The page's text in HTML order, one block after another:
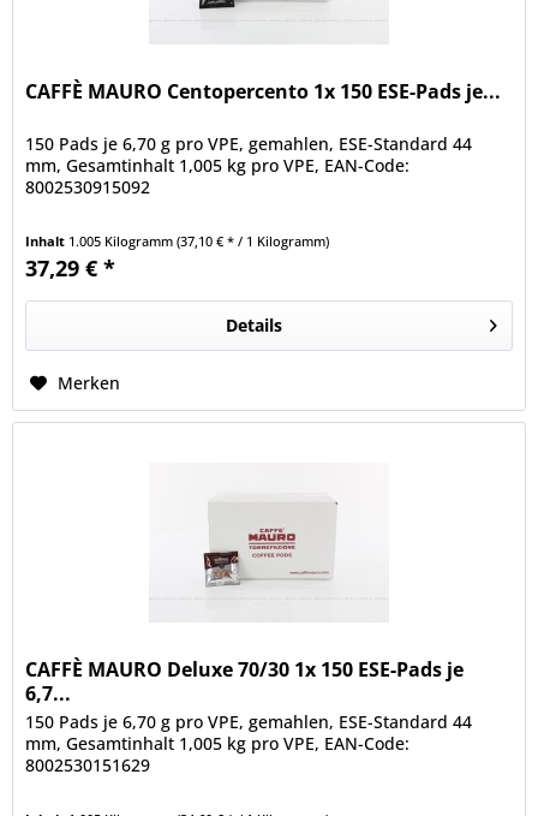
CAFFÈ MAURO Centopercento 1x 150 ESE-Pads je...
150 Pads je 6,70 g pro VPE, gemahlen, ESE-Standard 44
mm, Gesamtinhalt 1,005 kg pro VPE, EAN-Code:
8002530915092
Inhalt 1.005 Kilogramm(37,10 € * / 1 Kilogramm)
37,29 € *
Details
Merken
CAFFÈ MAURO Deluxe 70/30 1x 150 ESE-Pads je
6,7...
150 Pads je 6,70 g pro VPE, gemahlen, ESE-Standard 44
mm, Gesamtinhalt 1,005 kg pro VPE, EAN-Code:
8002530151629